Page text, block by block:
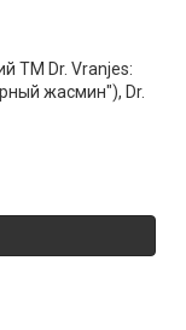
ТМ Dr. Vranjes:
жасмин"), Dr.